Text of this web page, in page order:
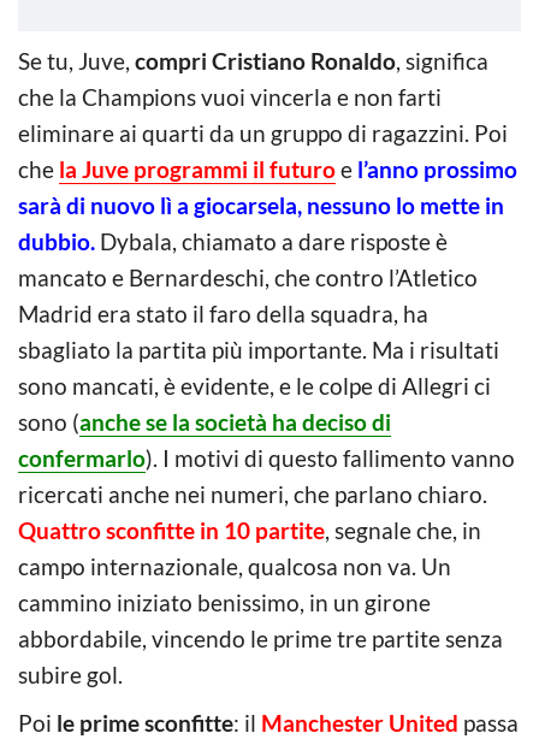
Se tu, Juve, compri Cristiano Ronaldo, significa
che la Champions vuoi vincerla e non farti
eliminare ai quarti da un gruppo di ragazzini. Poi
che la Juve programmi il futuroe l’anno prossimo
sarà di nuovo lì a giocarsela, nessuno lo mette in
dubbio. Dybala, chiamato a dare risposte è
mancato e Bernardeschi, che contro l’Atletico
Madrid era stato il faro della squadra, ha
sbagliato la partita più importante. Ma i risultati
sono mancati, è evidente, e le colpe di Allegri ci
sono (anche se la società ha deciso di
confermarlo). I motivi di questo fallimento vanno
ricercati anche nei numeri, che parlano chiaro.
Quattro sconfitte in 10 partite, segnale che, in
campo internazionale, qualcosa non va. Un
cammino iniziato benissimo, in un girone
abbordabile, vincendo le prime tre partite senza
subire gol.
Poi le prime sconfitte: il Manchester United passa